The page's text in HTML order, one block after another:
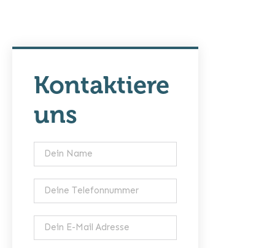
Kontaktiere
uns